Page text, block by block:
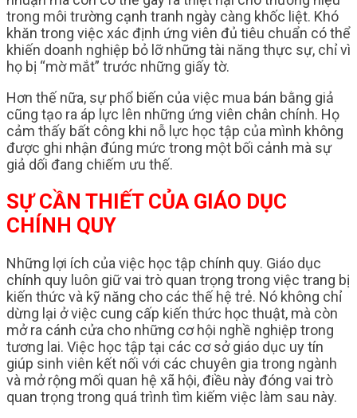
trong môi trường cạnh tranh ngày càng khốc liệt. Khó
khăn trong việc xác định ứng viên đủ tiêu chuẩn có thể
khiến doanh nghiệp bỏ lỡ những tài năng thực sự, chỉ vì
họ bị “mờ mắt” trước những giấy tờ.
Hơn thế nữa, sự phổ biến của việc mua bán bằng giả
cũng tạo ra áp lực lên những ứng viên chân chính. Họ
cảm thấy bất công khi nỗ lực học tập của mình không
được ghi nhận đúng mức trong một bối cảnh mà sự
giả dối đang chiếm ưu thế.
SỰ CẦN THIẾT CỦA GIÁO DỤC
CHÍNH QUY
Những lợi ích của việc học tập chính quy. Giáo dục
chính quy luôn giữ vai trò quan trọng trong việc trang bị
kiến thức và kỹ năng cho các thế hệ trẻ. Nó không chỉ
dừng lại ở việc cung cấp kiến thức học thuật, mà còn
mở ra cánh cửa cho những cơ hội nghề nghiệp trong
tương lai. Việc học tập tại các cơ sở giáo dục uy tín
giúp sinh viên kết nối với các chuyên gia trong ngành
và mở rộng mối quan hệ xã hội, điều này đóng vai trò
quan trọng trong quá trình tìm kiếm việc làm sau này.